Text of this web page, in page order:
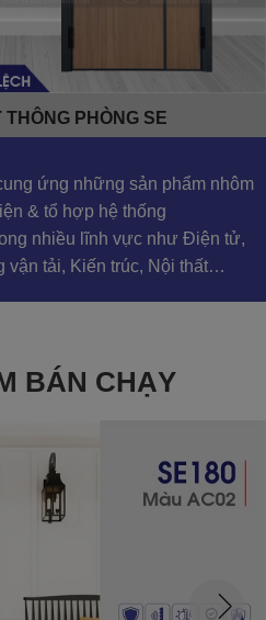
PHÒNG SE
ứng những sản phẩm nhôm
& tổ hợp hệ thống
nhiều lĩnh vực như Điện tử,
vận tải, Kiến trúc, Nội thất…
BÁN CHẠY